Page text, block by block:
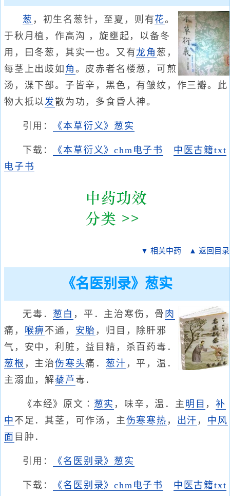
葱 ，初生名葱针，至夏，则有花。
于秋月植，作高沟 ，旋壅起，以备冬
用，曰冬葱，其实一也。又有龙角 葱，
每茎上出歧如 角 。皮赤者名楼葱，可煎
汤，渫下部。子皆辛，黑色，有皱纹，作三瓣。此
物大抵以发散为功，多食昏人神。
引用： 《本草衍义》葱实
下载： 《本草衍义》chm电子书
中医古籍txt
电子书
▼ 相关中药 ▲ 返回目录
《名医别录》葱实
无毒． 葱白 ，平．主治寒伤，骨 肉
痛， 喉痹 不通， 安胎 ，归目，除肝邪
气，安中，利脏，益目精，杀百药毒．
葱根 ，主治伤寒头痛． 葱汁 ，平，温．
主溺血，解藜芦 毒．
《本经》原文∶ 葱实 ，味辛，温．主 明目 ，补
中 不足．其茎，可作汤，主伤寒寒热 ， 出汗 ， 中风
面 目肿．
引用： 《名医别录》葱实
下载： 《名医别录》chm电子书
中医古籍txt